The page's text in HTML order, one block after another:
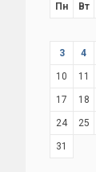
Пн
Вт
3 4
10 11
17 18
24 25
31